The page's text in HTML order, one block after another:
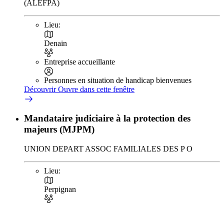
(ALEFPA)
Lieu:
Denain
Entreprise accueillante
Personnes en situation de handicap bienvenues
DécouvrirOuvre dans cette fenêtre
Mandataire judiciaire à la protection des
majeurs (MJPM)
UNION DEPART ASSOC FAMILIALES DES P O
Lieu:
Perpignan